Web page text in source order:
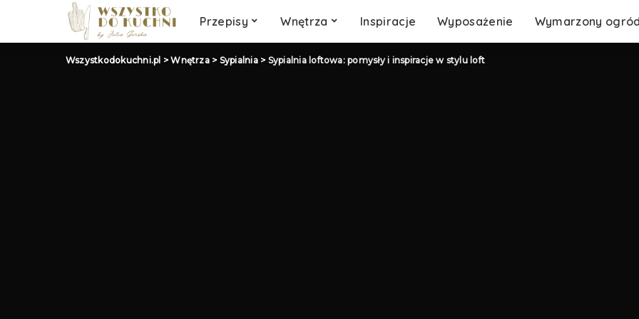
Przepisy Wnętrza Inspiracje Wyposażenie Wymarzony
Wegetariańskie
Wegańskie
Klasyczny obiad
Wszystkodokuchni.pl >Wnętrza> Sypialnia> Sypialnia loftowa: pomysły i inspiracje w stylu loft